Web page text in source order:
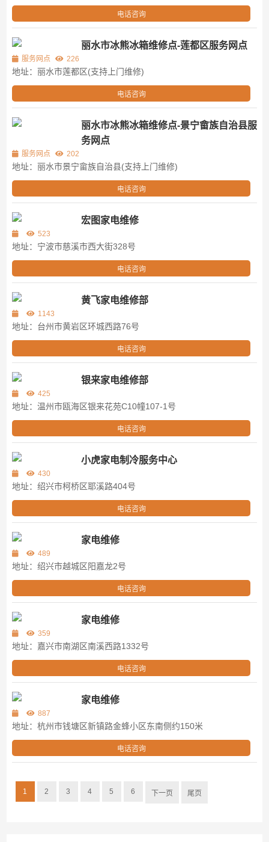
电话咨询
丽水市冰熊冰箱维修点-莲都区服务网点
服务网点 226
地址：丽水市莲都区(支持上门维修)
电话咨询
丽水市冰熊冰箱维修点-景宁畲族自治县服
务网点
服务网点 202
地址：丽水市景宁畲族自治县(支持上门维修)
电话咨询
宏图家电维修
523
地址：宁波市慈溪市西大街328号
电话咨询
黄飞家电维修部
1143
地址：台州市黄岩区环城西路76号
电话咨询
银来家电维修部
425
地址：温州市瓯海区银来花苑C10幢107-1号
电话咨询
小虎家电制冷服务中心
430
地址：绍兴市柯桥区耶溪路404号
电话咨询
家电维修
489
地址：绍兴市越城区阳嘉龙2号
电话咨询
家电维修
359
地址：嘉兴市南湖区南溪西路1332号
电话咨询
家电维修
887
地址：杭州市钱塘区新镇路金蜂小区东南侧约150米
电话咨询
1 2 3 4 5 6 下一页 尾页